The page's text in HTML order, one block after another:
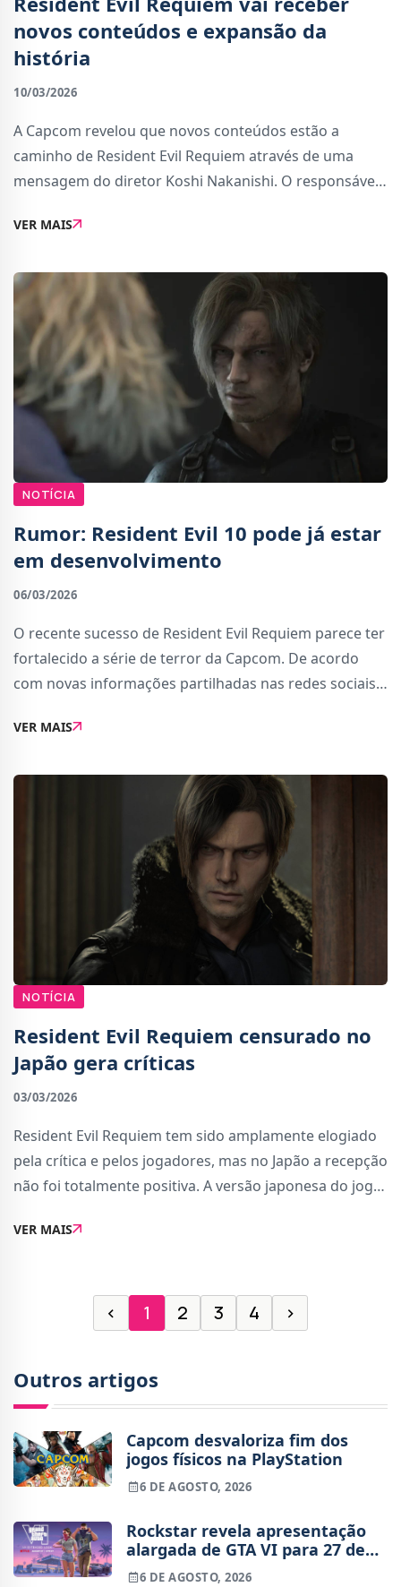
novos conteúdos e expansão da
história
10/03/2026
A Capcom revelou que novos conteúdos estão a
caminho de Resident Evil Requiem através de uma
mensagem do diretor Koshi Nakanishi. O responsável
próximas atualizações, incluindo funcionali
VER MAIS
NOTÍCIA
Rumor: Resident Evil 10 pode já estar
em desenvolvimento
06/03/2026
O recente sucesso de Resident Evil Requiem parece ter
fortalecido a série de terror da Capcom. De acordo
com novas informações partilhadas nas redes sociais,
de Resident Evil 10, o próximo
VER MAIS
NOTÍCIA
Resident Evil Requiem censurado no
Japão gera críticas
03/03/2026
Resident Evil Requiem tem sido amplamente elogiado
pela crítica e pelos jogadores, mas no Japão a recepção
não foi totalmente positiva. A versão japonesa do jogo
violência gráfica.A Ca
VER MAIS
‹ 1 2 3 4 ›
Outros artigos
Capcom desvaloriza fim dos
jogos físicos na PlayStation
6 DE AGOSTO, 2026
Rockstar revela apresentação
alargada de GTA VI para 27 de
agosto
6 DE AGOSTO, 2026